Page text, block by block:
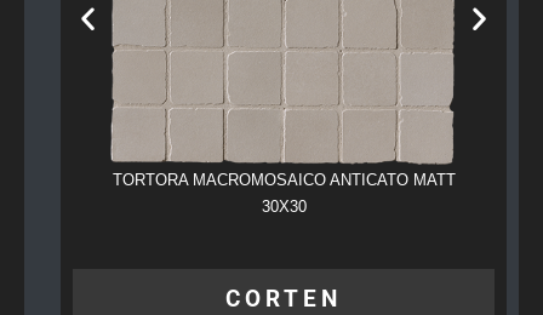
TORTORA MACROMOSAICO ANTICATO MATT
30X30
CORTEN